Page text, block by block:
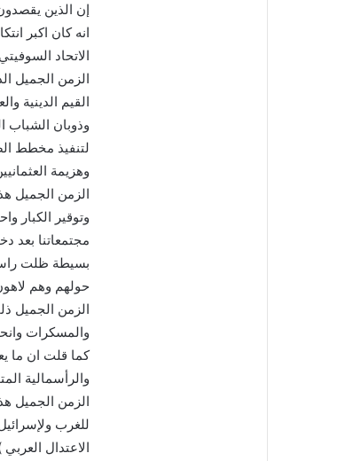
إن الذين
انه كان اكبر
الاتحاد
الزمن الجميل
القيم الدينية
وذوبان الشباب
لتنفيذ مخطط
وهزيمة
الزمن الجميل
وتوقير الكبار
مجتمعاتنا بعد
بسيطة ظلت
حولهم وهم
الزمن الجميل
والمسكرات
كما قلت ان ما
والرأسمالية
الزمن الجميل
للغرب
الاعتدال